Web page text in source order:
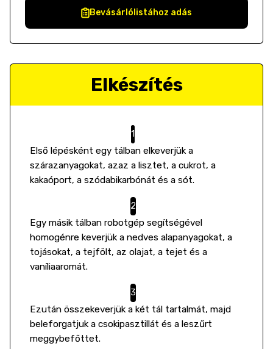
Bevásárlólistához adás
Elkészítés
Első lépésként egy tálban elkeverjük a
szárazanyagokat, azaz a lisztet, a cukrot, a
kakaóport, a szódabikarbónát és a sót.
Egy másik tálban robotgép segítségével
homogénre keverjük a nedves alapanyagokat, a
tojásokat, a tejfölt, az olajat, a tejet és a
vaníliaaromát.
Ezután összekeverjük a két tál tartalmát, majd
beleforgatjuk a csokipasztillát és a leszűrt
meggybefőttet.